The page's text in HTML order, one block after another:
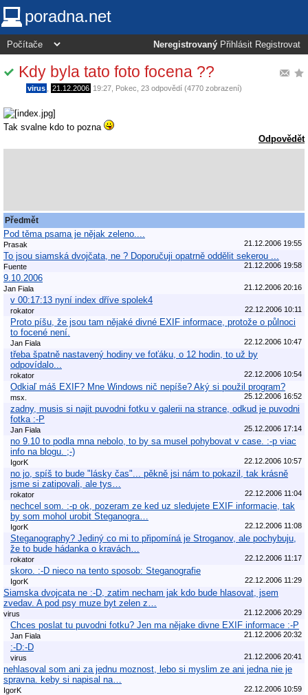
poradna.net
Neregistrovaný Přihlásit Registrovat
Kdy byla tato foto focena ??
virus 21.12.2006 19:27 Pokec , 23 odpovědí (4770 zobrazení)
Tak svalne kdo to pozna
Odpovědět
Předmět
Pod těma psama je nějak zeleno....
Prasak 21.12.2006 19:55
To jsou siamská dvojčata, ne ? Doporučuji opatrně oddělit sekerou ...
Fuente 21.12.2006 19:58
9.10.2006
Jan Fiala 21.12.2006 20:16
v 00:17:13 nyní index dříve spolek4
rokator 22.12.2006 10:11
Proto píšu, že jsou tam nějaké divné EXIF informace, protože o půlnoci
to focené není.
Jan Fiala 22.12.2006 10:47
třeba špatně nastavený hodiny ve foťáku, o 12 hodin, to už by
odpovídalo...
rokator 22.12.2006 10:54
Odkiaľ máš EXIF? Mne Windows nič nepíše? Aký si použil program?
msx. 25.12.2006 16:52
zadny, musis si najit puvodni fotku v galerii na strance, odkud je puvodni
fotka :-P
Jan Fiala 25.12.2006 17:14
no 9.10 to podla mna nebolo, to by sa musel pohybovat v case. :-p viac
info na blogu. ;-)
IgorK 22.12.2006 10:57
no jo, spíš to bude "lásky čas"... pěkně jsi nám to pokazil, tak krásně
jsme si zatipovali, ale tys…
rokator 22.12.2006 11:04
nechcel som. :-p ok, pozeram ze ked uz sledujete EXIF informacie, tak
by som mohol urobit Steganogra…
IgorK 22.12.2006 11:08
Steganography? Jediný co mi to připomíná je Stroganov, ale pochybuju,
že to bude hádanka o kravách…
rokator 22.12.2006 11:17
skoro. :-D nieco na tento sposob: Steganografie
IgorK 22.12.2006 11:29
Siamska dvojcata ne :-D, zatim necham jak kdo bude hlasovat, jsem
zvedav. A pod psy muze byt zelen z…
virus 21.12.2006 20:29
Chces poslat tu puvodni fotku? Jen ma nějake divne EXIF informace :-P
Jan Fiala 21.12.2006 20:32
:-D:-D
virus 21.12.2006 20:41
nehlasoval som ani za jednu moznost, lebo si myslim ze ani jedna nie je
spravna. keby si napisal na…
IgorK 22.12.2006 10:59